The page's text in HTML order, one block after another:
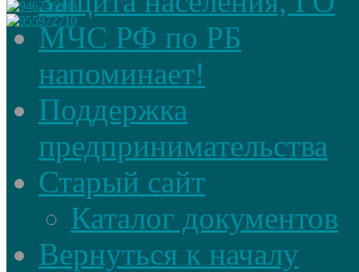
МЧС РФ по РБ
напоминает!
Поддержка
предпринимательства
Старый сайт
Каталог документов
Вернуться к началу